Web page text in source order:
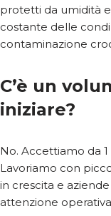
protetti da umidità
costante delle
contaminazione
C’è un
iniziare?
No. Accettiamo da
Lavoriamo con
in crescita e
attenzione